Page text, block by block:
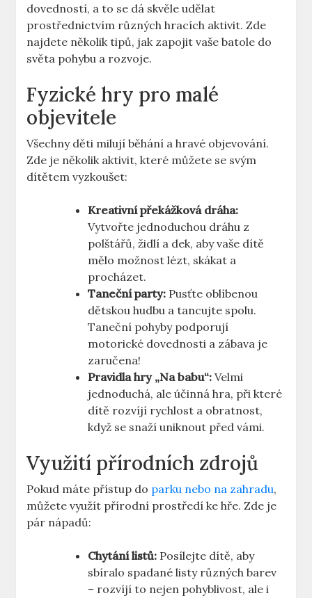
dovedností, a to se dá skvěle udělat
⁢prostřednictvím⁢ různých hracích aktivit. ⁣Zde
najdete několik tipů, jak zapojit vaše‍ batole do
světa‌ pohybu a rozvoje.
Fyzické hry pro malé
objevitele
Všechny ‍děti⁢ milují běhání a ⁤hravé ⁤objevování.
Zde‌ je několik aktivit, které můžete se svým
dítětem ​vyzkoušet:
Kreativní​ překážková dráha:
Vytvořte jednoduchou dráhu z
polštářů,⁣ židlí a ​dek, aby vaše​ dítě
‌mělo možnost lézt, skákat a
procházet.
Taneční ⁢party: ⁣Pusťte oblíbenou
dětskou​ hudbu a tancujte spolu.
Taneční ⁣pohyby podporují
motorické‍ dovednosti ‍a ​zábava ‍je​
zaručena!
Pravidla hry ​„Na‍ babu“: Velmi
jednoduchá, ‌ale ⁤účinná hra, při které
dítě⁢ rozvíjí ‍rychlost⁤ a⁣ obratnost,
když se⁢ snaží uniknout‌ před vámi.
Využití⁢ přírodních zdrojů
Pokud máte přístup do parku nebo na zahradu,
můžete ​využít přírodní prostředí ke ​hře. ⁢Zde je
⁢pár nápadů:
Chytání listů: Posílejte⁤ dítě, aby
sbíralo ‍spadané listy různých barev
– rozvíjí to nejen pohyblivost, ale i‌